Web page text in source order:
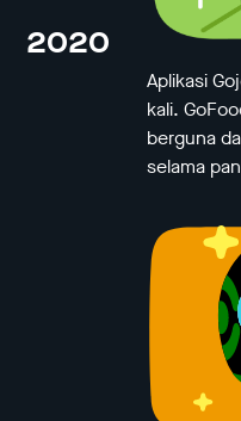
2020
Aplikasi
kali.
berguna
selama